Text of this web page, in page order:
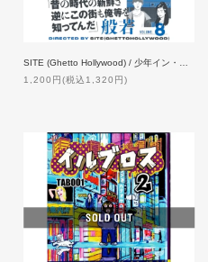
1,200円(税込1,320円)